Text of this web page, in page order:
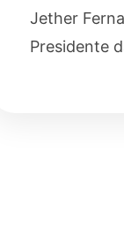
Jether
Presidente